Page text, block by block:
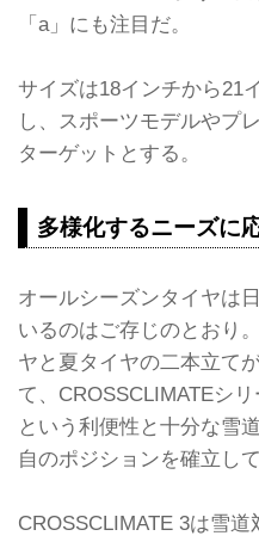
「a」にも注目だ。
サイズは18インチから21
し、スポーツモデルやプ
ターゲットとする。
多様化するニーズに
オールシーズンタイヤは
いるのはご存じのとおり
ヤと夏タイヤの二本立て
て、CROSSCLIMATEシ
という利便性と十分な雪
自のポジションを確立して
CROSSCLIMATE 3は雪